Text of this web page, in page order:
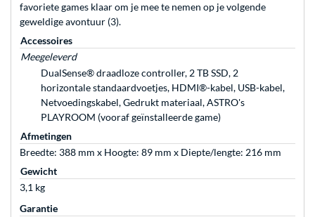
favoriete games klaar om je mee te nemen op je volgende
geweldige avontuur (3).
Accessoires
Meegeleverd
DualSense® draadloze controller, 2 TB SSD, 2
horizontale standaardvoetjes, HDMI®-kabel, USB-kabel,
Netvoedingskabel, Gedrukt materiaal, ASTRO's
PLAYROOM (vooraf geïnstalleerde game)
Afmetingen
Breedte: 388 mm x Hoogte: 89 mm x Diepte/lengte: 216 mm
Gewicht
3,1 kg
Garantie